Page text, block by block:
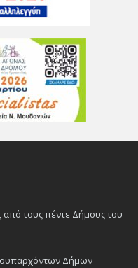
από τους πέντε Δήμους του
Δήμων